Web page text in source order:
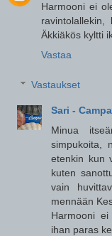
Harmooni ei
Äkkiäkös kyltti
Vastaa
Vastaukset
Sari -
Minua
simpukoita,
etenkin kun
kuten
vain
mennään
Harmooni
ihan paras